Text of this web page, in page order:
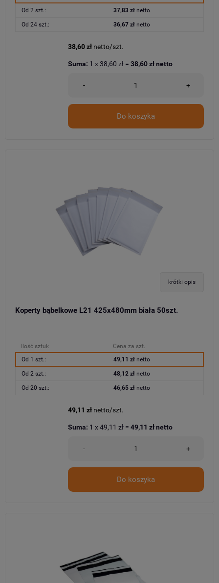
Od 2 szt.: 37,83 złnetto
Od 24 szt.: 36,67 złnetto
38,60 zł netto/szt.
- +
Do koszyka
Suma: 1 x38,60 zł = 38,60 złnetto
krótki opis
Koperty bąbelkowe L21 425x480mm biała 50szt.
Ilość sztuk
Cena za szt.
Od 1 szt.:
49,11 złnetto
Od 2 szt.: 48,12 złnetto
Od 20 szt.: 46,65 złnetto
49,11 zł netto/szt.
- +
Do koszyka
Suma: 1 x49,11 zł = 49,11 złnetto